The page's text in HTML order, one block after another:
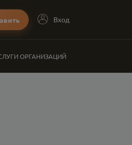
Вход
ОРГАНИЗАЦИЙ